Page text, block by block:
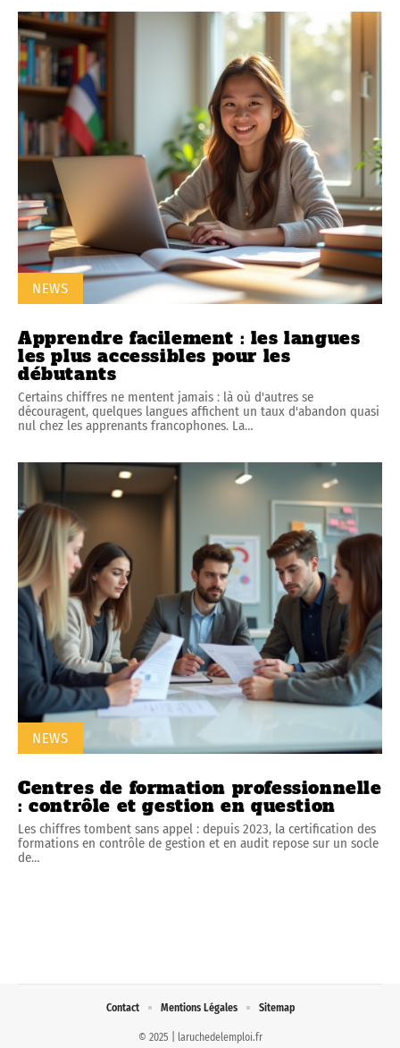
NEWS
Apprendre facilement : les langues
les plus accessibles pour les
débutants
Certains chiffres ne mentent jamais : là où d'autres se
découragent, quelques langues affichent un taux d'abandon quasi
nul chez les apprenants francophones. La…
NEWS
Centres de formation professionnelle
: contrôle et gestion en question
Les chiffres tombent sans appel : depuis 2023, la certification des
formations en contrôle de gestion et en audit repose sur un socle
de…
© 2025 | laruchedelemploi.fr
Contact Mentions Légales Sitemap